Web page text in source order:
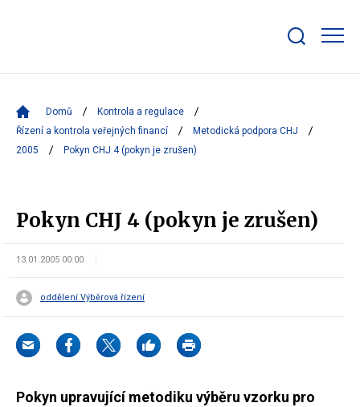
bar
Domů
Kontrola a regulace
Řízení a kontrola veřejných financí
Metodická podpora CHJ
2005
Pokyn CHJ 4 (pokyn je zrušen)
Pokyn CHJ 4 (pokyn je zrušen)
13.01.2005 00:00
oddělení Výběrová řízení
Pokyn upravující metodiku výběru vzorku pro